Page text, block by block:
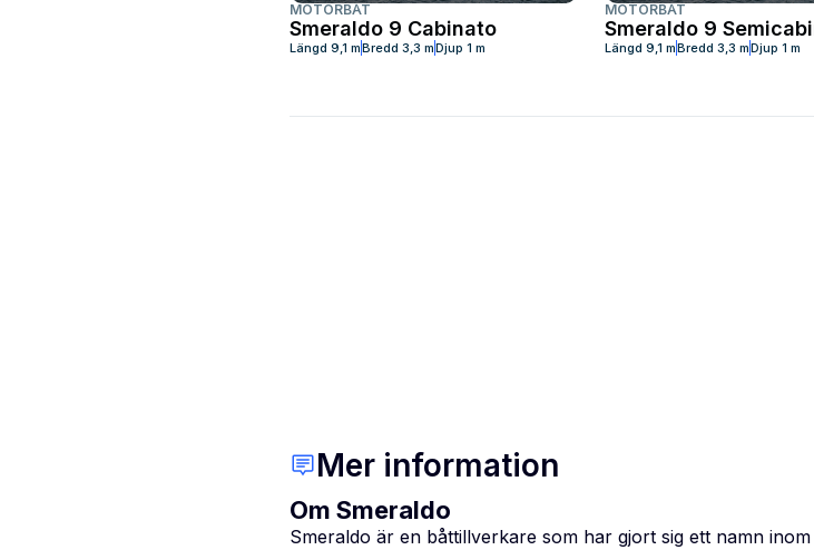
MOTORBÅT
Smeraldo 9 Cabinato
Längd 9,1 mBredd 3,3 mDjup 1 m
MOTORBÅT
Smeraldo 9
Längd 9,1 mBredd 3,3 mDjup 1 m
Mer information
Om Smeraldo
Smeraldo är en båttillverkare som har gjort sig ett namn